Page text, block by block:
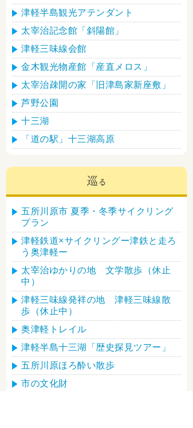
津軽半島観光アテンダント
太宰治記念館「斜陽館」
津軽三味線会館
金木観光物産館「産直メロス」
太宰治疎開の家「旧津島家新座敷」
芦野公園
十三湖
「道の駅」十三湖高原
五所川原市 夏季・冬季サイクリング
プラン
津軽鉄道×サイクリングー津鉄と走ろ
う奥津軽ー
太宰治ゆかりの地 文学散歩（休止
中）
津軽三味線発祥の地 津軽三味線散
歩（休止中）
奥津軽トレイル
津軽半島十三湖「歴史探見ツアー」
五所川原ほろ酔い散歩
市の文化財